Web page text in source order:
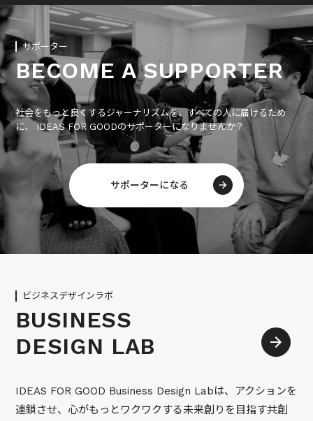
サポーター
BECOME A SUPPORTER
社会をもっと良くするジャーナリズムを、すべての人に届けるため
に、 IDEAS FOR GOODのサポーターになりませんか？
サポーターになる
ビジネスデザインラボ
BUSINESS
DESIGN LAB
IDEAS FOR GOOD Business Design Labは、アクションを
連鎖させ、心がもっとワクワクする未来創りを目指す共創